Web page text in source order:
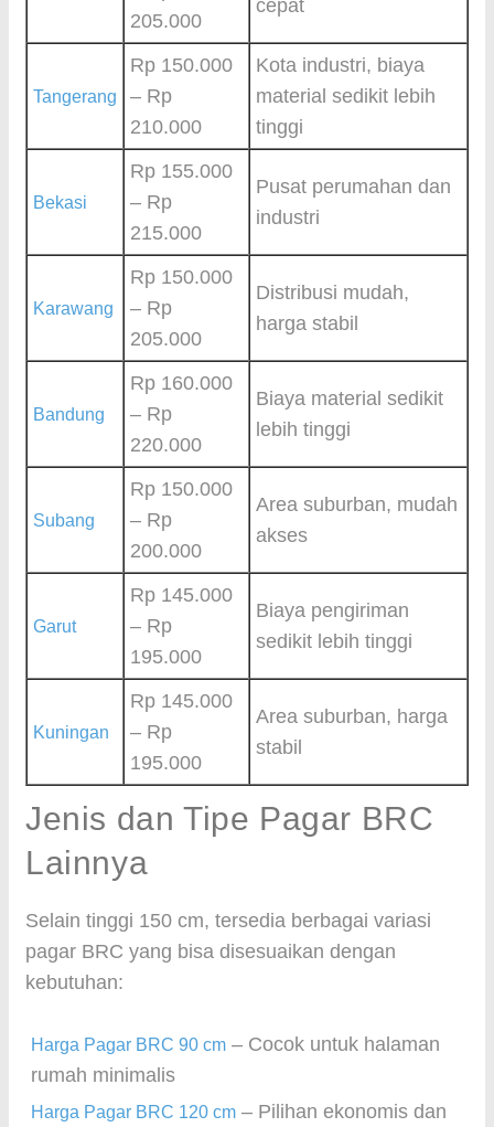
205.000
cepat
Tangerang
Rp 150.000
– Rp
210.000
Kota industri, biaya
material sedikit lebih
tinggi
Bekasi
Rp 155.000
– Rp
215.000
Pusat perumahan dan
industri
Karawang
Rp 150.000
– Rp
205.000
Distribusi mudah,
harga stabil
Bandung
Rp 160.000
– Rp
220.000
Biaya material sedikit
lebih tinggi
Subang
Rp 150.000
– Rp
200.000
Area suburban, mudah
akses
Garut
Rp 145.000
– Rp
195.000
Biaya pengiriman
sedikit lebih tinggi
Kuningan
Rp 145.000
– Rp
195.000
Area suburban, harga
stabil
Jenis dan Tipe Pagar BRC
Lainnya
Selain tinggi 150 cm, tersedia berbagai variasi
pagar BRC yang bisa disesuaikan dengan
kebutuhan:
Harga Pagar BRC 90 cm – Cocok untuk halaman
rumah minimalis
Harga Pagar BRC 120 cm – Pilihan ekonomis dan